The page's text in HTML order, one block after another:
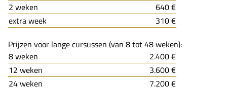
2 weken
640 €
extra week
310 €
Prijzen voor lange cursussen (van 8 tot 48 weken):
8 weken
2.400 €
12 weken
3.600 €
24 weken
7.200 €